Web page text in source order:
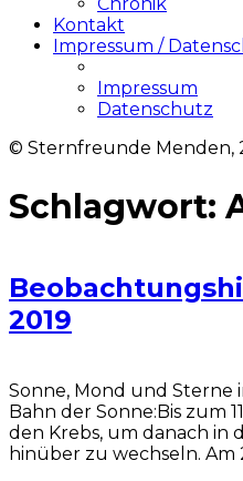
Kontakt
Impressum /
Impressum
Datenschutz
© Sternfreunde Menden,
Schlagwort:
2019
Sonne, Mond und Sterne
Bahn der Sonne:Bis zum
den Krebs, um danach in
hinüber zu wechseln. Am